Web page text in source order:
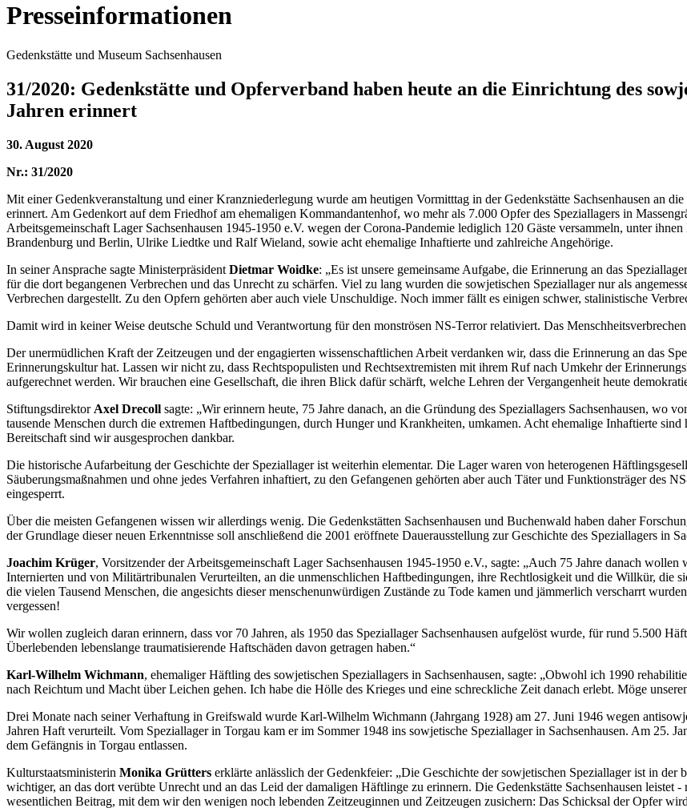
Presseinformationen
Gedenkstätte und Museum Sachsenhausen
31/2020: Gedenkstätte und Opferverband haben heute an die Einrichtung des
Jahren erinnert
30. August 2020
Nr.: 31/2020
Mit einer Gedenkveranstaltung und einer Kranzniederlegung wurde am heutigen Vormitttag in der Gedenkstätte Sachsenhausen an
erinnert. Am Gedenkort auf dem Friedhof am ehemaligen Kommandantenhof, wo mehr als 7.000 Opfer des Speziallagers in
Arbeitsgemeinschaft Lager Sachsenhausen 1945-1950 e.V. wegen der Corona-Pandemie lediglich 120 Gäste versammeln, unter
Brandenburg und Berlin, Ulrike Liedtke und Ralf Wieland, sowie acht ehemalige Inhaftierte und zahlreiche Angehörige.
In seiner Ansprache sagte Ministerpräsident Dietmar Woidke: „Es ist unsere gemeinsame Aufgabe, die Erinnerung an das
für die dort begangenen Verbrechen und das Unrecht zu schärfen. Viel zu lang wurden die sowjetischen Speziallager nur als
Verbrechen dargestellt. Zu den Opfern gehörten aber auch viele Unschuldige. Noch immer fällt es einigen schwer, stalinistische
Damit wird in keiner Weise deutsche Schuld und Verantwortung für den monströsen NS-Terror relativiert. Das
Der unermüdlichen Kraft der Zeitzeugen und der engagierten wissenschaftlichen Arbeit verdanken wir, dass die Erinnerung an das
Erinnerungskultur hat. Lassen wir nicht zu, dass Rechtspopulisten und Rechtsextremisten mit ihrem Ruf nach Umkehr der
aufgerechnet werden. Wir brauchen eine Gesellschaft, die ihren Blick dafür schärft, welche Lehren der Vergangenheit heute
Stiftungsdirektor Axel Drecoll sagte: „Wir erinnern heute, 75 Jahre danach, an die Gründung des Speziallagers Sachsenhausen, wo
tausende Menschen durch die extremen Haftbedingungen, durch Hunger und Krankheiten, umkamen. Acht ehemalige Inhaftierte
Bereitschaft sind wir ausgesprochen dankbar.
Die historische Aufarbeitung der Geschichte der Speziallager ist weiterhin elementar. Die Lager waren von heterogenen
Säuberungsmaßnahmen und ohne jedes Verfahren inhaftiert, zu den Gefangenen gehörten aber auch Täter und Funktionsträger des
eingesperrt.
Über die meisten Gefangenen wissen wir allerdings wenig. Die Gedenkstätten Sachsenhausen und Buchenwald haben daher
der Grundlage dieser neuen Erkenntnisse soll anschließend die 2001 eröffnete Dauerausstellung zur Geschichte des Speziallagers in
Joachim Krüger, Vorsitzender der Arbeitsgemeinschaft Lager Sachsenhausen 1945-1950 e.V., sagte: „Auch 75 Jahre danach
Internierten und von Militärtribunalen Verurteilten, an die unmenschlichen Haftbedingungen, ihre Rechtlosigkeit und die Willkür, die
die vielen Tausend Menschen, die angesichts dieser menschenunwürdigen Zustände zu Tode kamen und jämmerlich verscharrt
vergessen!
Wir wollen zugleich daran erinnern, dass vor 70 Jahren, als 1950 das Speziallager Sachsenhausen aufgelöst wurde, für rund 5.500
Überlebenden lebenslange traumatisierende Haftschäden davon getragen haben.“
Karl-Wilhelm Wichmann, ehemaliger Häftling des sowjetischen Speziallagers in Sachsenhausen, sagte: „Obwohl ich 1990
nach Reichtum und Macht über Leichen gehen. Ich habe die Hölle des Krieges und eine schreckliche Zeit danach erlebt. Möge
Drei Monate nach seiner Verhaftung in Greifswald wurde Karl-Wilhelm Wichmann (Jahrgang 1928) am 27. Juni 1946 wegen
Jahren Haft verurteilt. Vom Speziallager in Torgau kam er im Sommer 1948 ins sowjetische Speziallager in Sachsenhausen. Am 25.
dem Gefängnis in Torgau entlassen.
Kulturstaatsministerin Monika Grütters erklärte anlässlich der Gedenkfeier: „Die Geschichte der sowjetischen Speziallager ist in
wichtiger, an das dort verübte Unrecht und an das Leid der damaligen Häftlinge zu erinnern. Die Gedenkstätte Sachsenhausen leistet
wesentlichen Beitrag, mit dem wir den wenigen noch lebenden Zeitzeuginnen und Zeitzeugen zusichern: Das Schicksal der Opfer